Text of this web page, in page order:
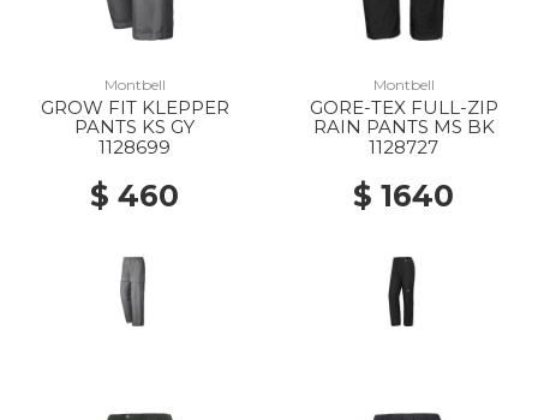
Montbell
GROW FIT KLEPPER
PANTS KS GY
1128699
$ 460
Montbell
GORE-TEX FULL-ZIP
RAIN PANTS MS BK
1128727
$ 1640